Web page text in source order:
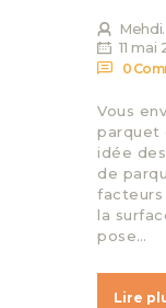
11 mai
0
Vous
parquet
idée
de
facteurs
la
pose…
Lire